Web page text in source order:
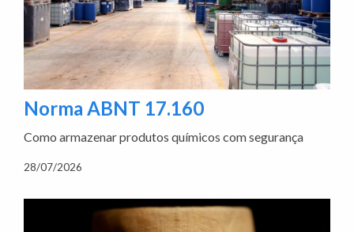
Norma ABNT 17.160
Como armazenar produtos químicos com segurança
28/07/2026